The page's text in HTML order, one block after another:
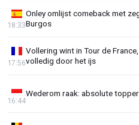
Onley omlijst comeback met
Burgos
18:33
Vollering wint in Tour de
volledig door het ijs
17:56
Wederom raak: absolute
16:44